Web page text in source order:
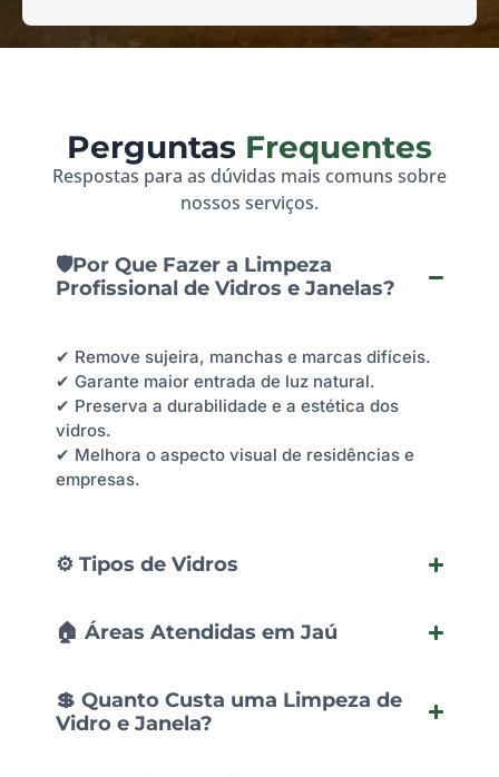
Perguntas Frequentes
Respostas para as dúvidas mais comuns sobre
nossos serviços.
🛡️Por Que Fazer a Limpeza
Profissional de Vidros e Janelas?
✔ Remove sujeira, manchas e marcas difíceis.
✔ Garante maior entrada de luz natural.
✔ Preserva a durabilidade e a estética dos
vidros.
✔ Melhora o aspecto visual de residências e
empresas.
⚙️ Tipos de Vidros
🏠 Áreas Atendidas em Jaú
💲 Quanto Custa uma Limpeza de
Vidro e Janela?